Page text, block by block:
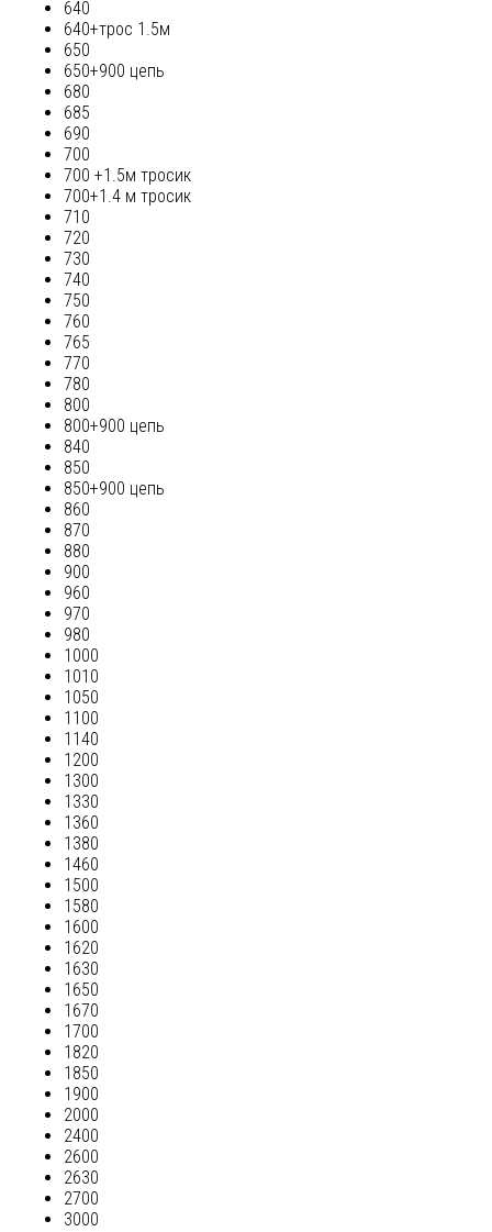
640
640+трос 1.5м
650
650+900 цепь
680
685
690
700
700 +1.5м тросик
700+1.4 м тросик
710
720
730
740
750
760
765
770
780
800
800+900 цепь
840
850
850+900 цепь
860
870
880
900
960
970
980
1000
1010
1050
1100
1140
1200
1300
1330
1360
1380
1460
1500
1580
1600
1620
1630
1650
1670
1700
1820
1850
1900
2000
2400
2600
2630
2700
3000